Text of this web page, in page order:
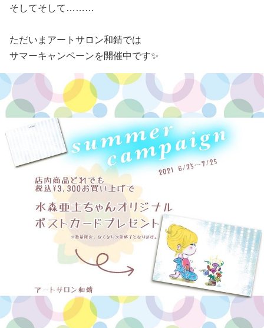
そしてそして………
ただいまアートサロン和錆では
サマーキャンペーンを開催中です✨